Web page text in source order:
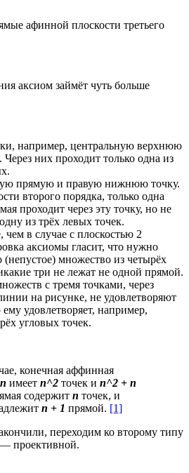
афинной плоскости третьего
аксиом займёт чуть больше
например, центральную верхнюю
них проходит только одна из
прямую и правую нижнюю точку.
второго порядка, только одна
проходит через эту точку, но не
из трёх левых точек.
чем в случае с плоскостью 2
аксиомы гласит, что нужно
(непустое) множество из четырёх
три не лежат не одной прямой.
с тремя точками, через
на рисунке, не удовлетворяют
удовлетворяет, например,
угловых точек.
конечная аффинная
n имеет n^2 точек и n^2 + n
содержит n точек, и
n + 1 прямой. [1]
переходим ко второму типу
— проективной.